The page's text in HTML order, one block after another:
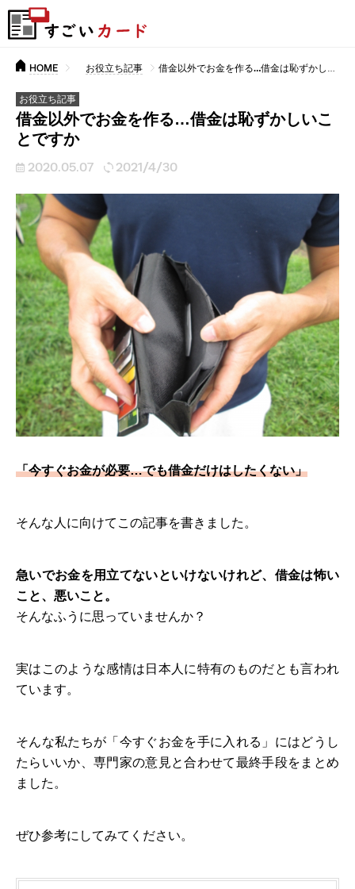
HOME お役立ち記事 借金以外でお金を作る…借金は恥ずかしいことですか
お役立ち記事
借金以外でお金を作る…借金は恥ずかしいこ
とですか
2020.05.07 2021/4/30
「今すぐお金が必要…でも借金だけはしたくない」
そんな人に向けてこの記事を書きました。
急いでお金を用立てないといけないけれど、借金は怖い
こと、悪いこと。
そんなふうに思っていませんか？
実はこのような感情は日本人に特有のものだとも言われ
ています。
そんな私たちが「今すぐお金を手に入れる」にはどうし
たらいいか、専門家の意見と合わせて最終手段をまとめ
ました。
ぜひ参考にしてみてください。